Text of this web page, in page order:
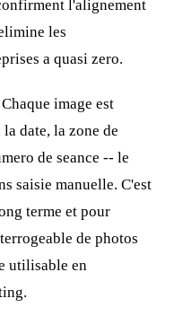
l'alignement
les
a quasi zero.
Chaque image est
date, la zone de
de seance -- le
saisie manuelle. C'est
terme et pour
de photos
utilisable en